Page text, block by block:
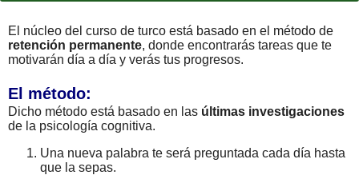
El núcleo del curso de turco está basado en el método de
retención permanente, donde encontrarás tareas que te
motivarán día a día y verás tus progresos.
El método:
Dicho método está basado en las últimas investigaciones
de la psicología cognitiva.
Una nueva palabra te será preguntada cada día hasta
que la sepas.